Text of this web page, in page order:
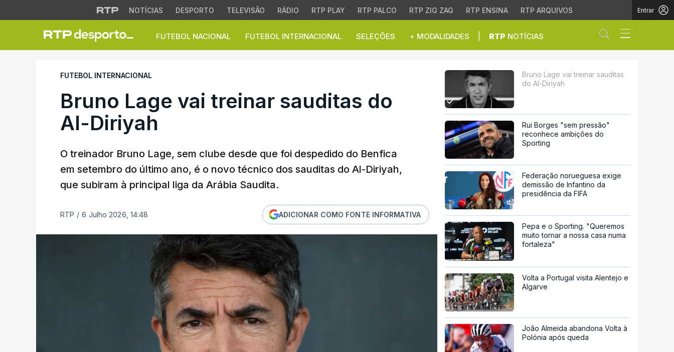
NOTÍCIAS DESPORTO TELEVISÃO RÁDIO RTP PLAY RTP PALCO RTP ZIG ZAG RTP ENSINA RTP ARQUIVOS Entrar
FUTEBOL NACIONAL FUTEBOL INTERNACIONAL SELEÇÕES + MODALIDADES RTP NOTÍCIAS Abrir campo
Bruno Lage vai treinar sauditas do Al-Diriyah
FUTEBOL INTERNACIONAL
Bruno Lage vai treinar sauditas do
Al-Diriyah
O treinador Bruno Lage, sem clube desde que foi despedido do Benfica
em setembro do último ano, é o novo técnico dos sauditas do Al-Diriyah,
que subiram à principal liga da Arábia Saudita.
RTP / 6 Julho 2026, 14:48 ADICIONAR COMO FONTE INFORMATIVA
Bruno Lage vai treinar sauditas
do Al-Diriyah
Rui Borges "sem pressão"
reconhece ambições do
Sporting
Federação norueguesa exige
demissão de Infantino da
presidência da FIFA
Pepa e o Sporting. "Queremos
muito tornar a nossa casa numa
fortaleza"
Volta a Portugal visita Alentejo e
Algarve
João Almeida abandona Volta à
Polónia após queda